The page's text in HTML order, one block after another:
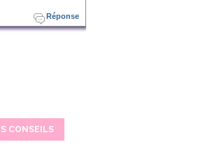
Réponse
CONSEILS